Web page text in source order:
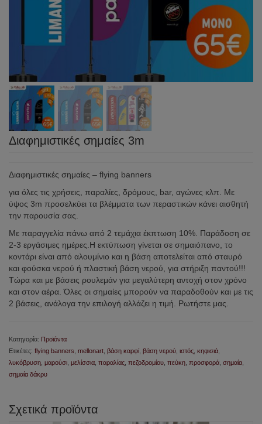
Διαφημιστικές σημαίες 3m
Διαφημιστικές σημαίες – flying banners
για όλες τις χρήσεις, παραλίες, δρόμους, bar, αγώνες κλπ. Με
ύψος 3m προσελκύει τα βλέμματα των περαστικών κάνει αισθητή
την παρουσία σας.
Με παραγγελία πάνω από 2 τεμάχια έκπτωση 10%. Παράδοση σε
2-3 εργάσιμες ημέρες.Η εκτύπωση γίνεται σε σημαιόπανο, το
κοντάρι είναι από αλουμίνιο και η βάση αποτελείται από σταυρό
και φούσκα νερού ή πλαστική βάση νερού, για στήριξη παντού!!!
Τώρα και με βάσεις ρουλεμάν για μεγαλύτερη αντοχή στον χρόνο
και στον αέρα. Όλες οι σημαίες μπορούν να παραδοθούν και με τις
2 βάσεις, ανάλογα την επιλογή αλλάζει η τιμή. Ρωτήστε μας.
Κατηγορία: Προϊόντα
Ετικέτες: flying banners mellonart βάση καρφί βάση νερού ιστός κηφισιά
λυκόβρυση μαρούσι μελίσσια παραλίας πεζοδρομίου πεύκη προσφορά σημαία
σημαία δάκρυ
Σχετικά προϊόντα